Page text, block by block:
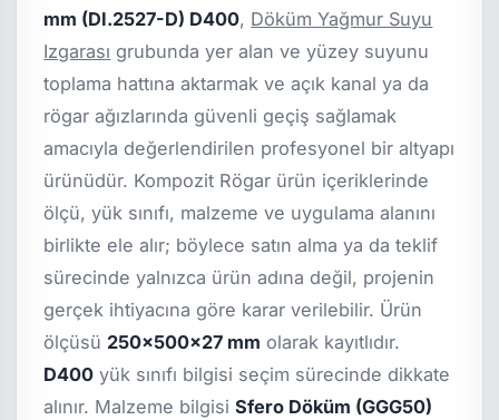
mm (DI.2527-D) D400, Döküm Yağmur Suyu
Izgarası grubunda yer alan ve yüzey suyunu
toplama hattına aktarmak ve açık kanal ya da
rögar ağızlarında güvenli geçiş sağlamak
amacıyla değerlendirilen profesyonel bir altyapı
ürünüdür. Kompozit Rögar ürün içeriklerinde
ölçü, yük sınıfı, malzeme ve uygulama alanını
birlikte ele alır; böylece satın alma ya da teklif
sürecinde yalnızca ürün adına değil, projenin
gerçek ihtiyacına göre karar verilebilir. Ürün
ölçüsü 250x500x27 mm olarak kayıtlıdır.
D400 yük sınıfı bilgisi seçim sürecinde dikkate
alınır. Malzeme bilgisiSfero Döküm (GGG50)